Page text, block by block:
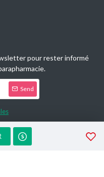
pour rester informé
Send
Reserved.